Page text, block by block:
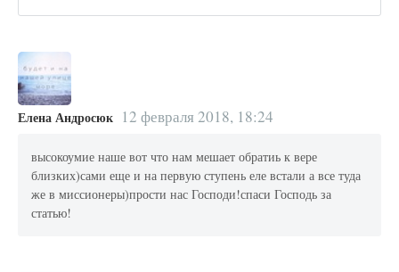
Елена Андросюк 12 февраля 2018, 18:24
высокоумие наше вот что нам мешает обратиь к вере
близких)сами еще и на первую ступень еле встали а все туда
же в миссионеры)прости нас Господи!спаси Господь за
статью!